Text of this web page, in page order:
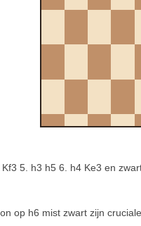
5. h3 h5 6. h4 Ke3 en
op h6 mist zwart zijn cruciale